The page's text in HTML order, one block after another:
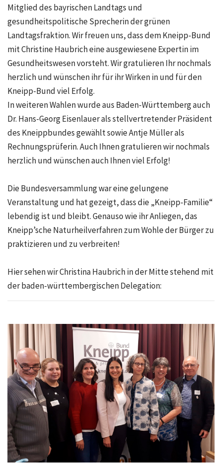
Mitglied des bayrischen Landtags und
gesundheitspolitische Sprecherin der grünen
Landtagsfraktion. Wir freuen uns, dass dem Kneipp-Bund
mit Christine Haubrich eine ausgewiesene Expertin im
Gesundheitswesen vorsteht. Wir gratulieren Ihr nochmals
herzlich und wünschen ihr für ihr Wirken in und für den
Kneipp-Bund viel Erfolg.
In weiteren Wahlen wurde aus Baden-Württemberg auch
Dr. Hans-Georg Eisenlauer als stellvertretender Präsident
des Kneippbundes gewählt sowie Antje Müller als
Rechnungsprüferin. Auch Ihnen gratulieren wir nochmals
herzlich und wünschen auch Ihnen viel Erfolg!
Die Bundesversammlung war eine gelungene
Veranstaltung und hat gezeigt, dass die „Kneipp-Familie“
lebendig ist und bleibt. Genauso wie ihr Anliegen, das
Kneipp’sche Naturheilverfahren zum Wohle der Bürger zu
praktizieren und zu verbreiten!
Hier sehen wir Christina Haubrich in der Mitte stehend mit
der baden-württembergischen Delegation: